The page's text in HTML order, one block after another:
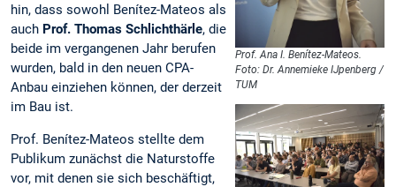
Prof. Ana I. Benítez-Mateos.
Foto: Dr. Annemieke IJpenberg /
TUM
hin, dass sowohl Benítez-Mateos als
auch Prof. Thomas Schlichthärle, die
beide im vergangenen Jahr berufen
wurden, bald in den neuen CPA-
Anbau einziehen können, der derzeit
im Bau ist.
Prof. Benítez-Mateos stellte dem
Publikum zunächst die Naturstoffe
vor, mit denen sie sich beschäftigt,